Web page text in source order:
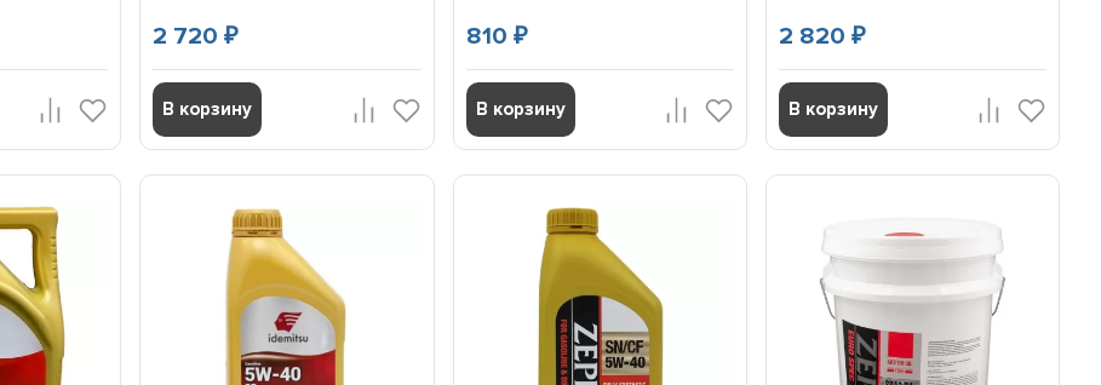
2 720₽
В корзину
810 ₽
В корзину
2 820 ₽
В корзину